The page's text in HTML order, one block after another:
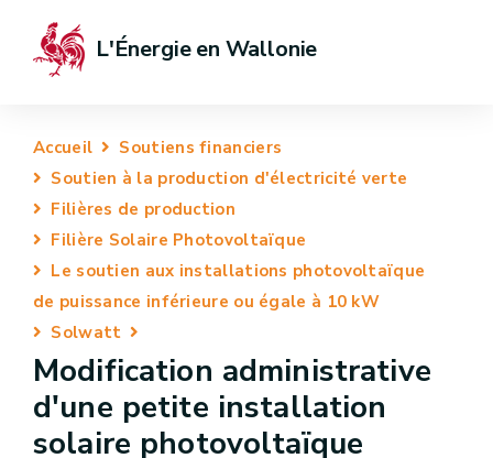
L'Énergie en Wallonie
Accueil
Soutiens financiers
Soutien à la production d'électricité verte
Filières de production
Filière Solaire Photovoltaïque
Le soutien aux installations photovoltaïque
de puissance inférieure ou égale à 10 kW
Solwatt
Modification administrative
d'une petite installation
solaire photovoltaïque